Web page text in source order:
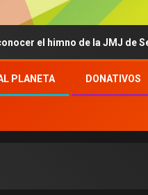
el himno de la JMJ de Seúl:
PLANETA DONATIVOS